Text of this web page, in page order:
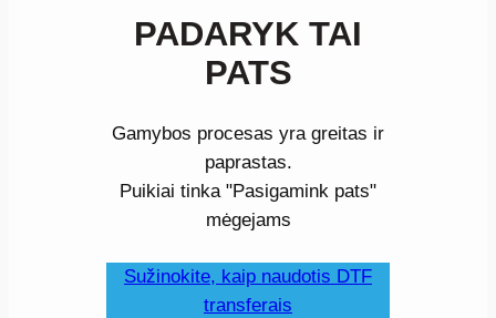
PADARYK TAI
PATS
Gamybos procesas yra greitas ir
paprastas.
Puikiai tinka "Pasigamink pats"
mėgejams
Sužinokite, kaip naudotis DTF
transferais